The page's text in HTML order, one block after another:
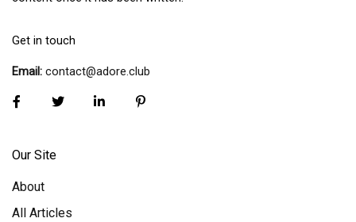
Get in touch
Email: contact@adore.club
Our Site
About
All Articles